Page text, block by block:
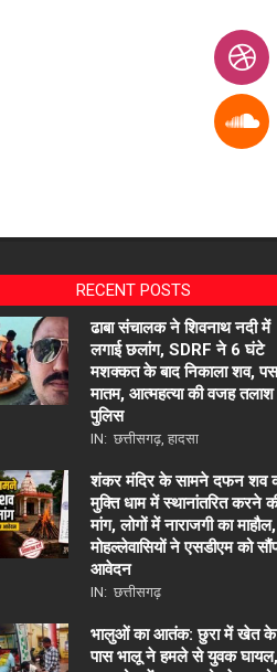
RECENT POSTS
ढाबा संचालक ने शिवनाथ नदी में
लगाई छलांग, SDRF ने 6 घंटे
मशक्कत के बाद निकाला शव,
मातम, आत्महत्या की वजह तलाश
पुलिस
IN: छत्तीसगढ़ हादसा
शंकर मंदिर के सामने दफन शव
मुक्ति धाम में स्थानांतरित करने
मांग, लोगों में नाराजगी का माहौल,
मोहल्लेवासियों ने एसडीएम को
आवेदन
IN: छत्तीसगढ़
भालुओं का आतंक: छुरा में खेत के
पास भालू ने हमले से युवक घायल,